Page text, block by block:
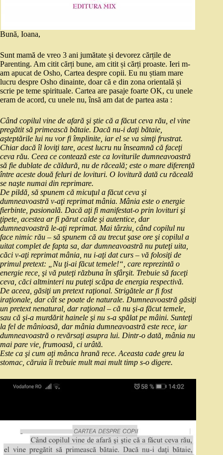
Bună, Ioana,
Sunt mamă de vreo 3 ani jumătate și devorez cărțile de
Parenting. Am citit cărți bune, am citit și cărți proaste. Ieri m-
am apucat de Osho, Cartea despre copii. Eu nu știam mare
lucru despre Osho dinainte, doar că e din zona orientală și
scrie pe teme spirituale. Cartea are pasaje foarte OK, cu unele
eram de acord, cu unele nu, însă am dat de partea asta :
Când copilul vine de afară şi ştie că a făcut ceva rău, el vine
pregătit să primească bătaie. Dacă nu-i daţi bătaie,
aşteptările lui nu vor fi împlinite, iar el se va simţi frustrat.
Chiar dacă îl loviţi tare, acest lucru nu înseamnă că faceţi
ceva rău. Ceea ce contează este ca loviturile dumneavoastră
să fie dublate de căldură, nu de răceală; este o mare diferenţă
între aceste două feluri de lovituri. O lovitură dată cu răceală
se naşte numai din reprimare.
De pildă, să spunem că micuţul a făcut ceva şi
dumneavoastră v-aţi reprimat mânia. Mânia este o energie
fierbinte, pasională. Dacă aţi fi manifestat-o prin lovituri şi
ţipete, acestea ar fi părut calde şi autentice, dar
dumneavoastră le-aţi reprimat. Mai târziu, când copilul nu
face nimic rău – să spunem că au trecut şase ore şi copilul a
uitat complet de fapta sa, dar dumneavoastră nu puteţi uita,
căci v-aţi reprimat mânia, nu i-aţi dat curs – vă folosiţi de
primul pretext: „Nu ţi-ai făcut temele!“, care reprezintă o
energie rece, şi vă puteţi răzbuna în sfârşit. Trebuie să faceţi
ceva, căci altminteri nu puteţi scăpa de energia respectivă.
De aceea, găsiţi un pretext raţional. Strigătele ar fi fost
iraţionale, dar cât se poate de naturale. Dumneavoastră găsiţi
un pretext nenatural, dar raţional – că nu şi-a făcut temele,
sau că şi-a murdărit hainele şi nu s-a spălat pe mâini. Sunteţi
la fel de mânioasă, dar mânia dumneavoastră este rece, iar
dumneavoastră o revărsaţi asupra lui. Dintr-o dată, mânia nu
mai pare vie, frumoasă, ci urâtă.
Este ca şi cum aţi mânca hrană rece. Aceasta cade greu la
stomac, căruia îi trebuie mult mai mult timp s-o digere.